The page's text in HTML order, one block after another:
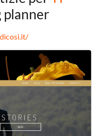
planner